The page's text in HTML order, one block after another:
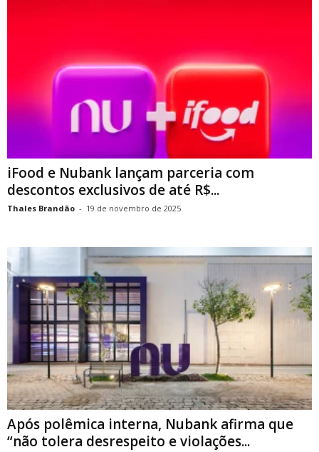
iFood e Nubank lançam parceria com
descontos exclusivos de até R$...
Thales Brandão - 19 de novembro de 2025
Após polêmica interna, Nubank afirma que
“não tolera desrespeito e violações...